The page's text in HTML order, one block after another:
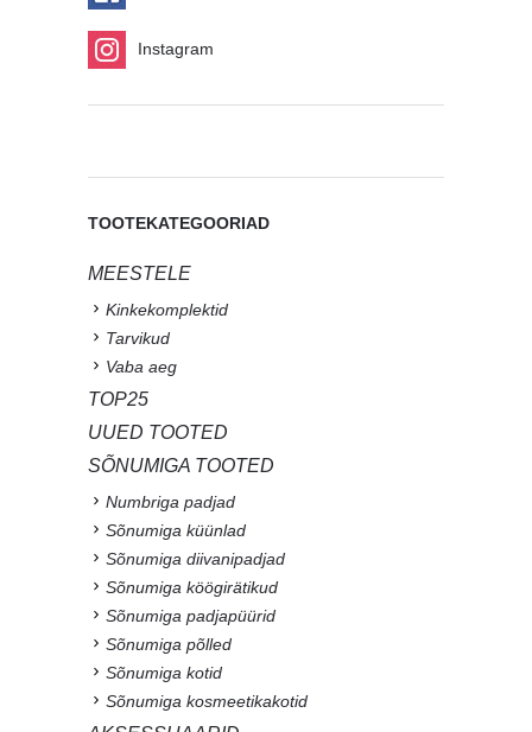
Instagram
TOOTEKATEGOORIAD
MEESTELE
Kinkekomplektid
Tarvikud
Vaba aeg
TOP25
UUED TOOTED
SÕNUMIGA TOOTED
Numbriga padjad
Sõnumiga küünlad
Sõnumiga diivanipadjad
Sõnumiga köögirätikud
Sõnumiga padjapüürid
Sõnumiga põlled
Sõnumiga kotid
Sõnumiga kosmeetikakotid